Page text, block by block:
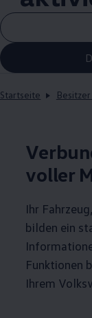
Startseite
voller
Ihr
bilden ein
Funktionen
Ihrem